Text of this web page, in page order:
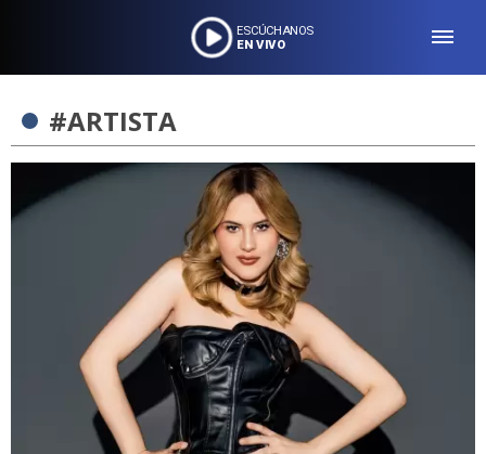
ESCÚCHANOS
EN VIVO
#ARTISTA